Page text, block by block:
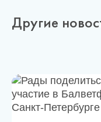
Другие